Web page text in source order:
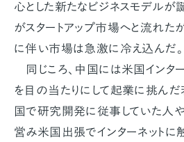
心とした新たなビジネスモデルが
がスタートアップ市場へと流れた
に伴い市場は急激に冷え込んだ。
同じころ、中国には米国インタ
を目の当たりにして起業に挑んだ
国で研究開発に従事していた人
営み米国出張でインターネットに